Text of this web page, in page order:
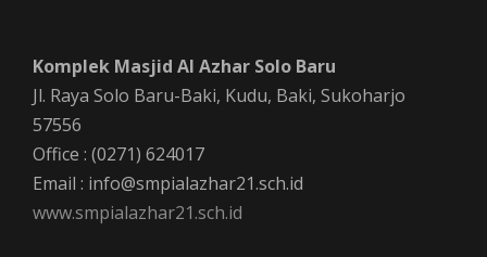
Komplek Masjid Al Azhar Solo Baru
Jl. Raya Solo Baru-Baki, Kudu, Baki, Sukoharjo
57556
Office : (0271) 624017
Email : info@smpialazhar21.sch.id
www.smpialazhar21.sch.id